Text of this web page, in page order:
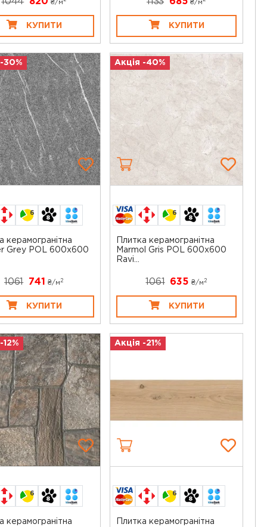
₴/м
КУПИТИ
₴/м
КУПИТИ
30%
6
керамогранітна
Grey POL 600x600
1061 741₴/м2
КУПИТИ
Акція -40%
6
Плитка керамогранітна
Marmol Gris POL 600x600
Ravi...
1061 635 ₴/м 2
КУПИТИ
12%
6
керамогранітна
Акція -21%
6
Плитка керамогранітна